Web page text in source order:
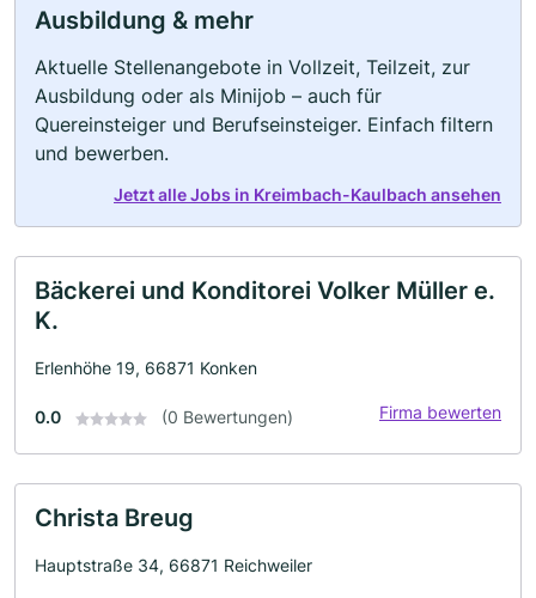
Ausbildung & mehr
Aktuelle Stellenangebote in Vollzeit, Teilzeit, zur
Ausbildung oder als Minijob – auch für
Quereinsteiger und Berufseinsteiger. Einfach filtern
und bewerben.
Jetzt alle Jobs in Kreimbach-Kaulbach ansehen
Bäckerei und Konditorei Volker Müller e.
K.
Erlenhöhe 19, 66871 Konken
0.0 (0 Bewertungen) Firma bewerten
Christa Breug
Hauptstraße 34, 66871 Reichweiler